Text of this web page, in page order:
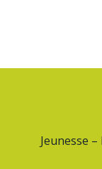
Jeunesse